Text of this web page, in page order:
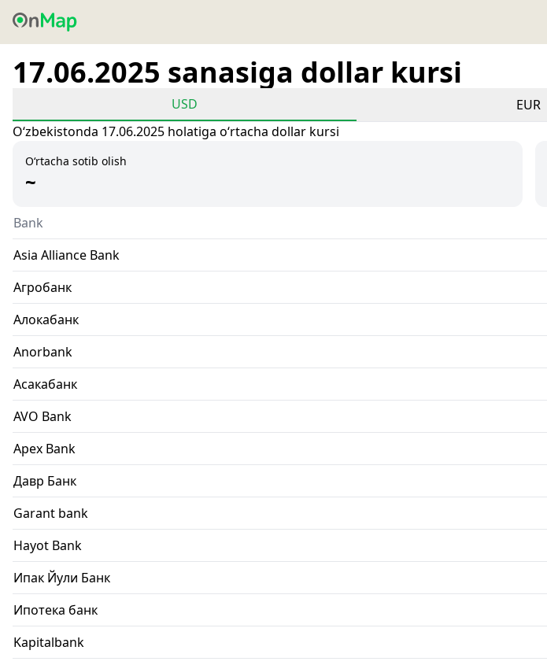
17.06.2025 sanasiga dollar kursi
USD EUR
Oʻzbekistonda 17.06.2025 holatiga oʻrtacha dollar kursi
O‘rtacha sotib olish
~
Bank
Asia Alliance Bank
Агробанк
Алокабанк
Anorbank
Асакабанк
AVO Bank
Apex Bank
Давр Банк
Garant bank
Hayot Bank
Ипак Йули Банк
Ипотека банк
Kapitalbank